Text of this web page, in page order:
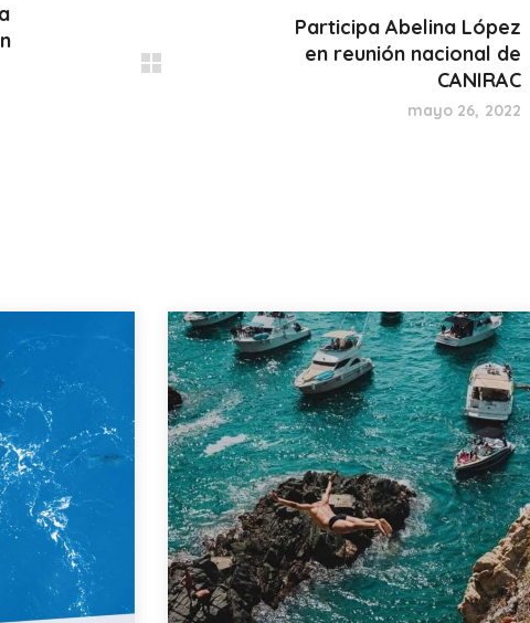
P a r t i c i p a A b e l i n a L ó p e z
e n r e u n i ó n n a c i o n a l d e
C A N I R A C
mayo 26, 2022